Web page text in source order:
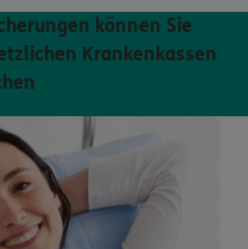
können Sie
Krankenkassen